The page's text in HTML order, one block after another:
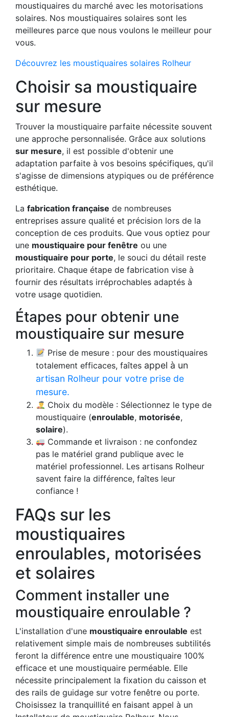
moustiquaires du marché avec les motorisations
solaires. Nos moustiquaires solaires sont les
meilleures parce que nous voulons le meilleur pour
vous.
Découvrez les moustiquaires solaires Rolheur
Choisir sa moustiquaire
sur mesure
Trouver la moustiquaire parfaite nécessite souvent
une approche personnalisée. Grâce aux solutions
sur mesure, il est possible d'obtenir une
adaptation parfaite à vos besoins spécifiques, qu'il
s'agisse de dimensions atypiques ou de préférence
esthétique.
La fabrication française de nombreuses
entreprises assure qualité et précision lors de la
conception de ces produits. Que vous optiez pour
une moustiquaire pour fenêtre ou une
moustiquaire pour porte, le souci du détail reste
prioritaire. Chaque étape de fabrication vise à
fournir des résultats irréprochables adaptés à
votre usage quotidien.
Étapes pour obtenir une
moustiquaire sur mesure
Prise de mesure : pour des moustiquaires
totalement efficaces, faîtes appel à un
artisan Rolheur pour votre prise de
mesure.
Choix du modèle : Sélectionnez le type de
moustiquaire (enroulable, motorisée,
solaire).
Commande et livraison : ne confondez
pas le matériel grand publique avec le
matériel professionnel. Les artisans Rolheur
savent faire la différence, faîtes leur
confiance !
FAQs sur les
moustiquaires
enroulables, motorisées
et solaires
Comment installer une
moustiquaire enroulable ?
L'installation d'une moustiquaire enroulable est
relativement simple mais de nombreuses subtilités
feront la différence entre une moustiquaire 100%
efficace et une moustiquaire perméable. Elle
nécessite principalement la fixation du caisson et
des rails de guidage sur votre fenêtre ou porte.
Choisissez la tranquillité en faisant appel à un